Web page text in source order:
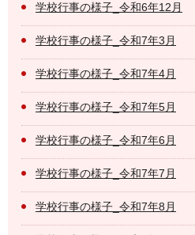
学校行事の様子_令和6年12月
学校行事の様子_令和7年3月
学校行事の様子_令和7年4月
学校行事の様子_令和7年5月
学校行事の様子_令和7年6月
学校行事の様子_令和7年7月
学校行事の様子_令和7年8月